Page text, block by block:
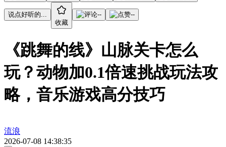
说点好听的...
收藏
-- --
《跳舞的线》山脉关卡怎么
玩？动物加0.1倍速挑战玩法攻
略，音乐游戏高分技巧
流浪
2026-07-08 14:38:35